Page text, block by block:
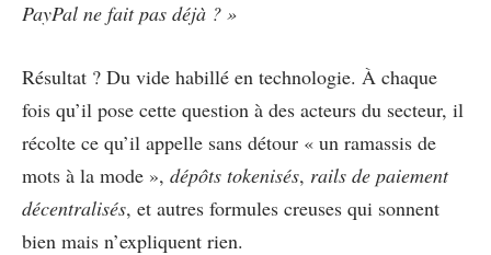
PayPal ne fait pas déjà ? »
Résultat ? Du vide habillé en technologie. À chaque
fois qu’il pose cette question à des acteurs du secteur, il
récolte ce qu’il appelle sans détour « un ramassis de
mots à la mode », dépôts tokenisés, rails de paiement
décentralisés, et autres formules creuses qui sonnent
bien mais n’expliquent rien.